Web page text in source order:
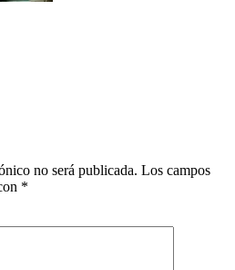
no será publicada. Los campos
*